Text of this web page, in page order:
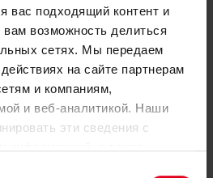
вас подходящий контент и
вам возможность делиться
сетях. Мы передаем
на сайте партнерам
и компаниям,
и веб-аналитикой. Наши
эти сведения с